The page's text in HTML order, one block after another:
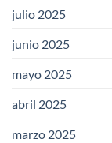
julio 2025
junio 2025
mayo 2025
abril 2025
marzo 2025